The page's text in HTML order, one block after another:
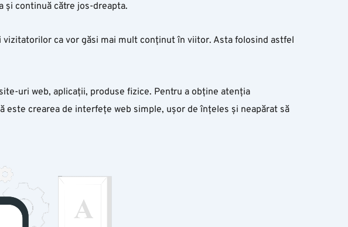
și continuă către jos-dreapta.
ca vor găsi mai mult conținut în viitor. Asta folosind astfel
uri web, aplicații, produse fizice. Pentru a obține atenția
crearea de interfețe web simple, ușor de înțeles și neapărat să